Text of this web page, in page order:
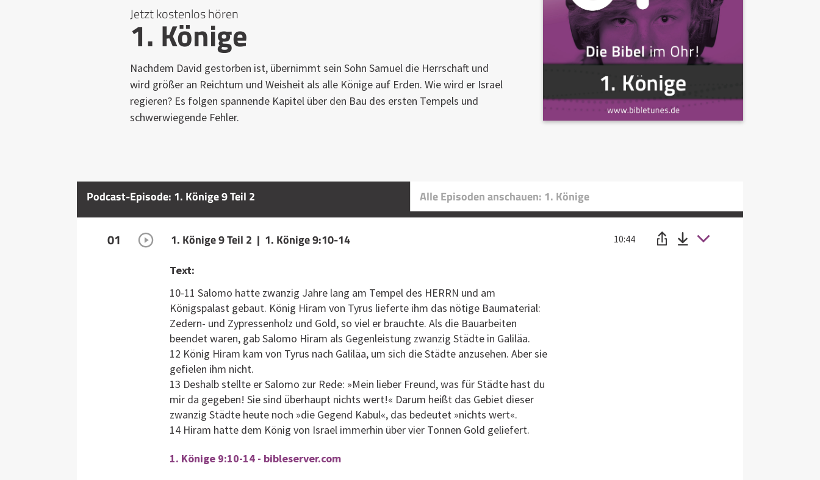
Jetzt kostenlos hören
1. Könige
Nachdem David gestorben ist, übernimmt sein Sohn Samuel die Herrschaft und
wird größer an Reichtum und Weisheit als alle Könige auf Erden. Wie wird er Israel
regieren? Es folgen spannende Kapitel über den Bau des ersten Tempels und
schwerwiegende Fehler.
Podcast-Episode: 1. Könige 9 Teil 2 Alle Episoden anschauen: 1. Könige
01 1. Könige 9 Teil 2 | 1. Könige 9:10-14 10:44
Text:
10-11 Salomo hatte zwanzig Jahre lang am Tempel des HERRN und am
Königspalast gebaut. König Hiram von Tyrus lieferte ihm das nötige Baumaterial:
Zedern- und Zypressenholz und Gold, so viel er brauchte. Als die Bauarbeiten
beendet waren, gab Salomo Hiram als Gegenleistung zwanzig Städte in Galiläa.
12 König Hiram kam von Tyrus nach Galiläa, um sich die Städte anzusehen. Aber sie
gefielen ihm nicht.
13 Deshalb stellte er Salomo zur Rede: »Mein lieber Freund, was für Städte hast du
mir da gegeben! Sie sind überhaupt nichts wert!« Darum heißt das Gebiet dieser
zwanzig Städte heute noch »die Gegend Kabul«, das bedeutet »nichts wert«.
14 Hiram hatte dem König von Israel immerhin über vier Tonnen Gold geliefert.
1. Könige 9:10-14 - bibleserver.com